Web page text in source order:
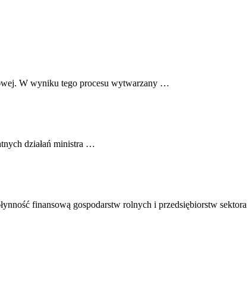
W wyniku tego procesu wytwarzany …
działań ministra …
finansową gospodarstw rolnych i przedsiębiorstw sektora